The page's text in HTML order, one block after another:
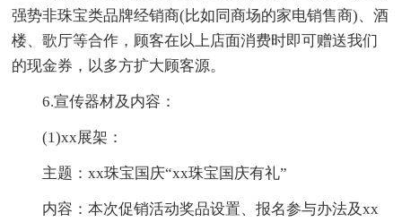
强势非珠宝类品牌经销商(比如同商场的家电销售商)、酒
楼、歌厅等合作，顾客在以上店面消费时即可赠送我们
的现金券，以多方扩大顾客源。
6.宣传器材及内容：
(1)xx展架：
主题：xx珠宝国庆“xx珠宝国庆有礼”
内容：本次促销活动奖品设置、报名参与办法及xx